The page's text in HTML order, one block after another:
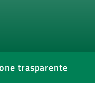
trasparente